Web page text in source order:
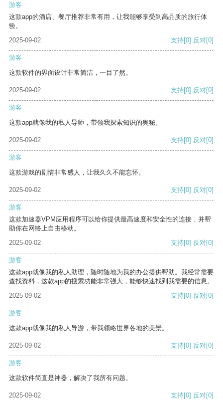
游客
这款app的酒店、餐厅推荐非常有用，让我能够享受到高品质的旅行体
验。
2025-09-02
支持[0] 反对[0]
游客
这款软件的界面设计非常简洁，一目了然。
2025-09-02 支持[0] 反对[0]
游客
这款app就像我的私人导师，带领我探索知识的奥秘。
2025-09-02 支持[0] 反对[0]
游客
这款游戏的剧情非常感人，让我久久不能忘怀。
2025-09-02 支持[0] 反对[0]
游客
这款加速器VPM应用程序可以给你提供最高速度和安全性的连接，并帮
助你在网络上自由移动。
2025-09-02
支持[0] 反对[0]
游客
这款app就像我的私人助理，随时随地为我的办公提供帮助。我经常需要
查找资料，这款app的搜索功能非常强大，能够快速找到我需要的信息。
2025-09-02
支持[0] 反对[0]
游客
这款app就像我的私人导游，带我领略世界各地的美景。
2025-09-02 支持[0] 反对[0]
游客
这款软件简直是神器，解决了我所有问题。
2025-09-02 支持[0] 反对[0]